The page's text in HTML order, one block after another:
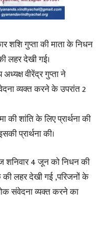
शशि गुप्ता की माता के निधन
लहर देखी गई।
वीरेंद्र गुप्ता ने
व्यक्त करने के उपरांत 2
की शांति के लिए प्रार्थना की
प्रार्थना की।
शनिवार 4 जून को निधन की
लहर देखी गई ,परिजनों के
संवेदना व्यक्त करने का